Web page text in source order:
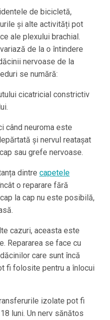
de bicicletă,
și alte activități pot
ale plexului brachial.
de la o întindere
nervoase de la
se numără:
cicatricial constrictiv
când neuroma este
și nervul reatașat
sau grefe nervoase.
dintre capetele
o reparare fără
la cap nu este posibilă,
cazuri, aceasta este
Repararea se face cu
care sunt încă
fi folosite pentru a înlocui
izolate pot fi
luni. Un nerv sănătos